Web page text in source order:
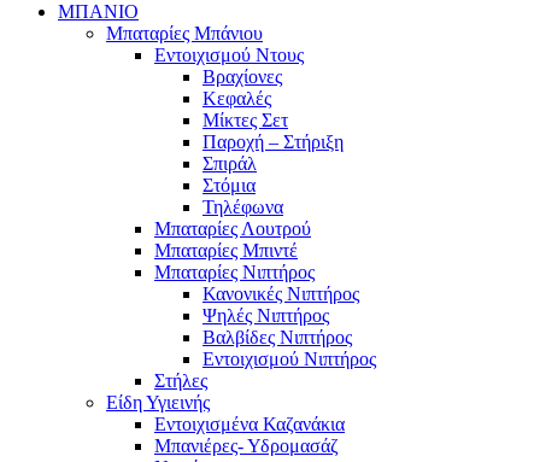
ΜΠΑΝΙΟ
Μπαταρίες Μπάνιου
Εντοιχισμού Ντους
Βραχίονες
Κεφαλές
Μίκτες Σετ
Παροχή – Στήριξη
Σπιράλ
Στόμια
Τηλέφωνα
Μπαταρίες Λουτρού
Μπαταρίες Μπιντέ
Μπαταρίες Νιπτήρος
Κανονικές Νιπτήρος
Ψηλές Νιπτήρος
Βαλβίδες Νιπτήρος
Εντοιχισμού Νιπτήρος
Στήλες
Είδη Υγιεινής
Εντοιχισμένα Καζανάκια
Μπανιέρες- Υδρομασάζ